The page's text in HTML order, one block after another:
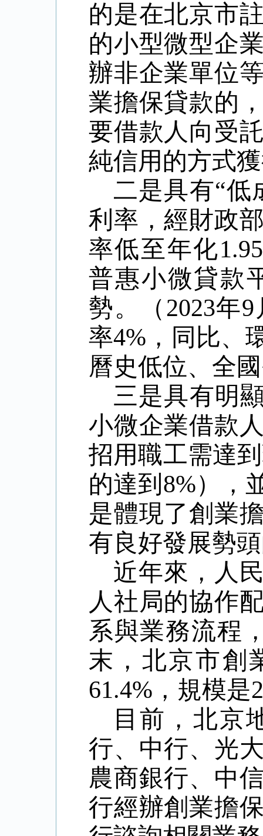
的是在北京市
的小型微型企
辦非企業單位
業擔保貸款的
要借款人向受
純信用的方式
二是具有“低
利率，經財政
率低至年化
普惠小微貸款
勢。（2023年9
率4% ，同比、
曆史低位、全
三是具有明
小微企業借款
招用職工需達
的達到 8%），
是體現了創業
有良好發展勢
近年來，人
人社局的協作
系與業務流程
末，北京市創
61.4% ，規模是
目前，北京
行、中行、光
農商銀行、中
行經辦創業擔